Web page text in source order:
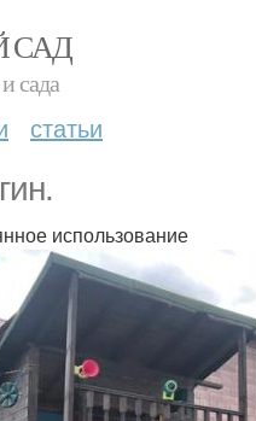
САД
сада
статьи
использование